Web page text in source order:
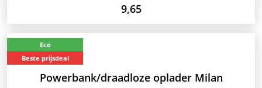
9,65
Eco
Beste prijsdeal
Powerbank/draadloze oplader Milan